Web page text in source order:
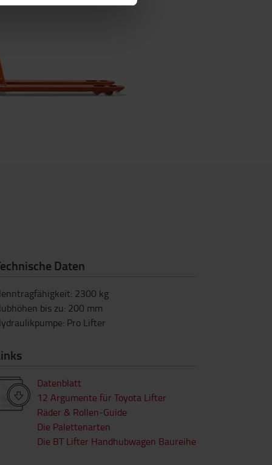
Daten
: 2300 kg
bis zu: 200 mm
: Pro Lifter
Datenblatt
12 Argumente für Toyota Lifter
Räder & Rollen-Guide
Die Palettenarten
Die BT Lifter Handhubwagen Baureihe